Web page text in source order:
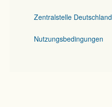
Zentralstelle Deutschland
Nutzungsbedingungen